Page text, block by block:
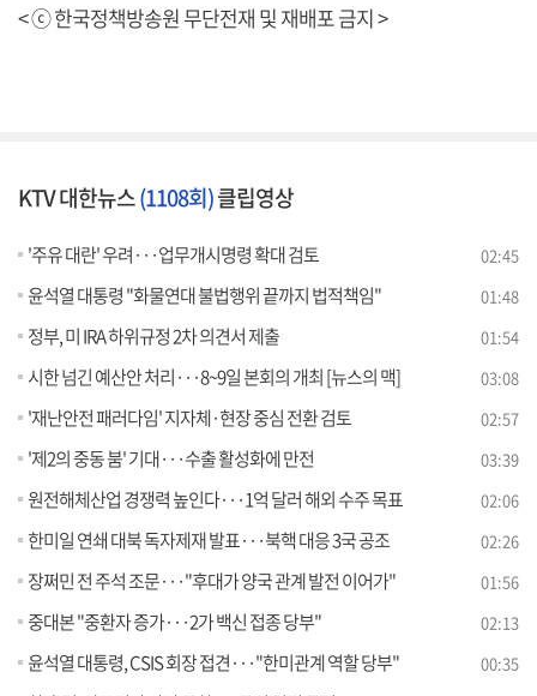
< ⓒ 한국정책방송원 무단전재 및 재배포 금지 >
KTV 대한뉴스(1108회)클립영상
'주유 대란' 우려···업무개시명령 확대 검토 02:45
윤석열 대통령 "화물연대 불법행위 끝까지 법적책임" 01:48
정부, 미 IRA 하위규정 2차 의견서 제출 01:54
시한 넘긴 예산안 처리···8~9일 본회의 개최 [뉴스의 맥] 03:08
'재난안전 패러다임' 지자체·현장 중심 전환 검토 02:57
'제2의 중동 붐' 기대···수출 활성화에 만전 03:39
원전해체산업 경쟁력 높인다···1억 달러 해외 수주 목표 02:06
한미일 연쇄 대북 독자제재 발표···북핵 대응 3국 공조 02:26
장쩌민 전 주석 조문···"후대가 양국 관계 발전 이어가" 01:56
중대본 "중환자 증가···2가 백신 접종 당부" 02:13
윤석열 대통령, CSIS 회장 접견···"한미관계 역할 당부" 00:35